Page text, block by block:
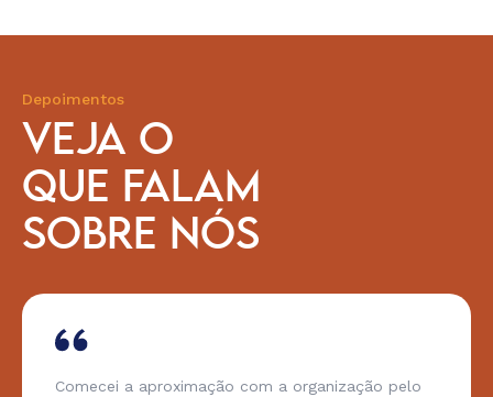
Depoimentos
VEJA O
QUE FALAM
SOBRE NÓS
Comecei a aproximação com a organização pelo